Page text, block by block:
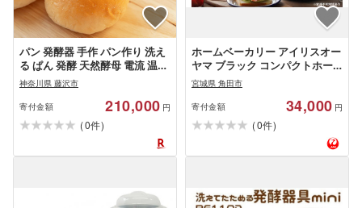
パン 発酵器 手作 パン作り 洗え
る ぱん 発酵 天然酵母 電流 温度
温度監視 システム オート 機能
かでん ホームベーカリー 家電
キッチン キッチン家電 日用品
食べ物以外 パンこね機 電化製
品 発酵調理 キッチン用品 便利
日本ニーダー 神奈川 湘南 藤沢
神奈川県 藤沢市
寄付金額 210,000 円
(0件)
ホームベーカリー アイリスオー
ヤマ ブラック コンパクトホー
ムベーカリー コンパクト ベー
カリー パン 食パン キッチン家
電 ギフト プレゼント お祝い 贈
り物 母の日 一人暮らし ひとり
暮らし おすすめ 人気 アイリス
宮城県 角田市
寄付金額 34,000 円
(0件)